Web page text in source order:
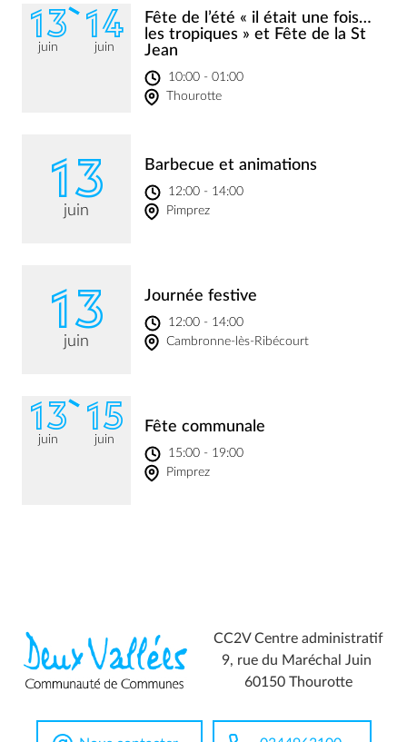
13
juin
14
juin
Fête de l’été « il était une fois…
les tropiques » et Fête de la St
Jean
10:00 - 01:00
Thourotte
13
juin
Barbecue et animations
12:00 - 14:00
Pimprez
13
juin
Journée festive
12:00 - 14:00
Cambronne-lès-Ribécourt
13
juin
15
juin
Fête communale
15:00 - 19:00
Pimprez
CC2V Centre administratif
9, rue du Maréchal Juin
60150 Thourotte